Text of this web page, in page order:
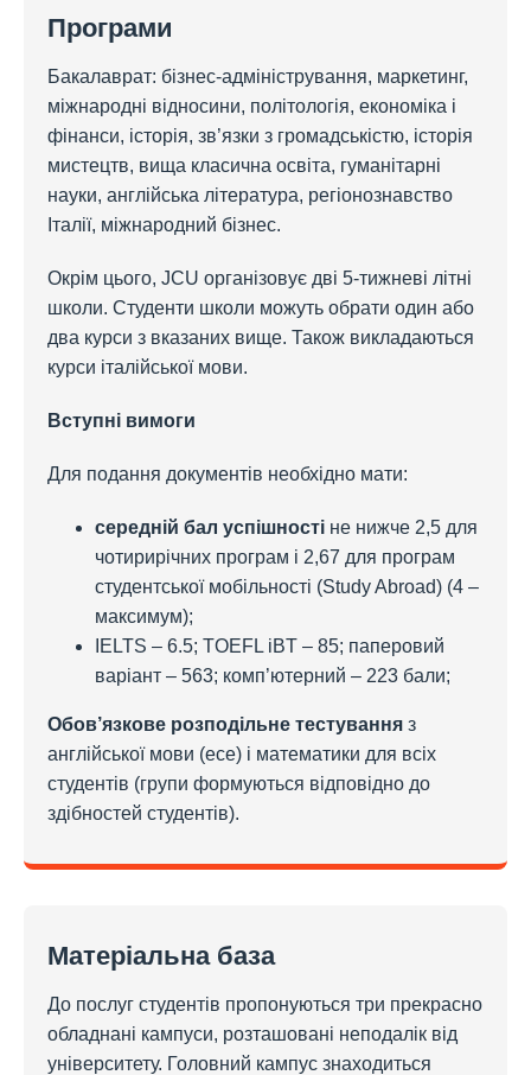
Програми
Бакалаврат: бізнес-адміністрування, маркетинг,
міжнародні відносини, політологія, економіка і
фінанси, історія, зв’язки з громадськістю, історія
мистецтв, вища класична освіта, гуманітарні
науки, англійська література, регіонознавство
Італії, міжнародний бізнес.
Окрім цього, JCU організовує дві 5-тижневі літні
школи. Студенти школи можуть обрати один або
два курси з вказаних вище. Також викладаються
курси італійської мови.
Вступні вимоги
Для подання документів необхідно мати:
середній бал успішності не нижче 2,5 для
чотирирічних програм і 2,67 для програм
студентської мобільності (Study Abroad) (4 –
максимум);
IELTS – 6.5; TOEFL iBT – 85; паперовий
варіант – 563; комп’ютерний – 223 бали;
Обов’язкове розподільне тестування з
англійської мови (есе) і математики для всіх
студентів (групи формуються відповідно до
здібностей студентів).
Матеріальна база
До послуг студентів пропонуються три прекрасно
обладнані кампуси, розташовані неподалік від
університету. Головний кампус знаходиться